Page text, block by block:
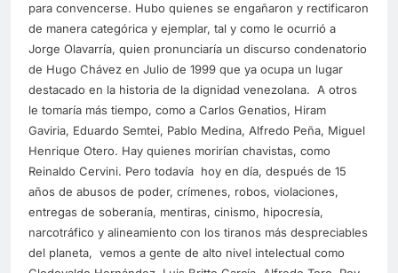
para convencerse. Hubo quienes se engañaron y rectificaron
de manera categórica y ejemplar, tal y como le ocurrió a
Jorge Olavarría, quien pronunciaría un discurso condenatorio
de Hugo Chávez en Julio de 1999 que ya ocupa un lugar
destacado en la historia de la dignidad venezolana. A otros
le tomaría más tiempo, como a Carlos Genatios, Hiram
Gaviria, Eduardo Semtei, Pablo Medina, Alfredo Peña, Miguel
Henrique Otero. Hay quienes morirían chavistas, como
Reinaldo Cervini. Pero todavía hoy en día, después de 15
años de abusos de poder, crímenes, robos, violaciones,
entregas de soberanía, mentiras, cinismo, hipocresía,
narcotráfico y alineamiento con los tiranos más despreciables
del planeta, vemos a gente de alto nivel intelectual como